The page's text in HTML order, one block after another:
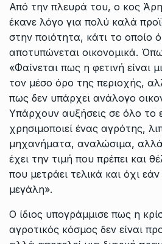
Από την πλευρά του, ο κος
έκανε λόγο για πολύ καλά
στην ποιότητα, κάτι το οποίο
αποτυπώνεται οικονομικά.
«Φαίνεται πως η φετινή είναι
τον μέσο όρο της περιοχής,
πως δεν υπάρχει ανάλογο
Υπάρχουν αυξήσεις σε όλο το
χρησιμοποιεί ένας αγρότης,
μηχανήματα, αναλώσιμα,
έχει την τιμή που πρέπει και
που μετράει τελικά και όχι
μεγάλη».
Ο ίδιος υπογράμμισε πως η
αγροτικός κόσμος δεν είναι